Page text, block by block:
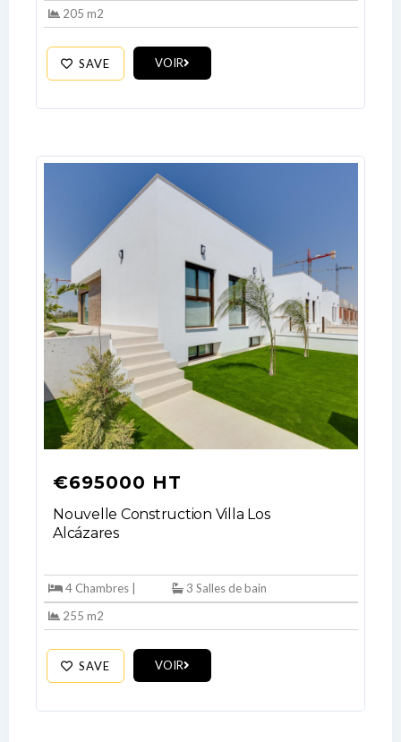
205 m2
SAVE VOIR
€695000 HT
Nouvelle Construction Villa Los
Alcázares
4 Chambres |
3 Salles de bain
255 m2
SAVE VOIR
Log In
Don't have an account?Sign Up